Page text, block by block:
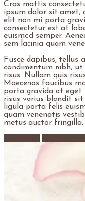
Cras mattis
ipsum dolor sit amet,
elit non mi porta
consectetur est at
euismod semper.
sem lacinia quam
Fusce dapibus, tellus
condimentum nibh,
risus. Nullam quis
Maecenas faucibus
porta gravida at eget
risus varius blandit
ligula porta felis
quam venenatis
metus auctor fringilla.